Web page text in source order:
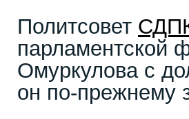
Политсовет
парламентской
Омуркулова с
он по-прежнему